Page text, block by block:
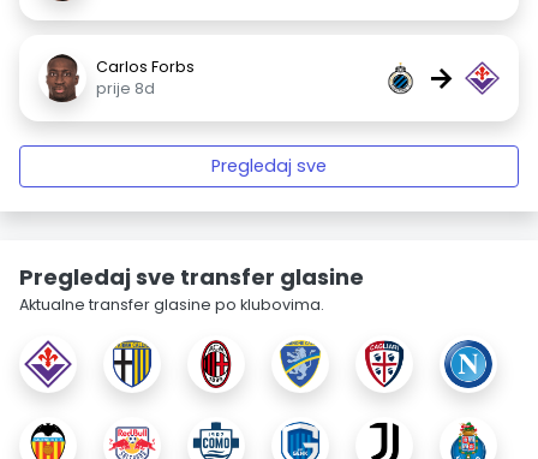
Carlos Forbs
prije 8d
→
Pregledaj sve
Pregledaj sve transfer glasine
Aktualne transfer glasine po klubovima.